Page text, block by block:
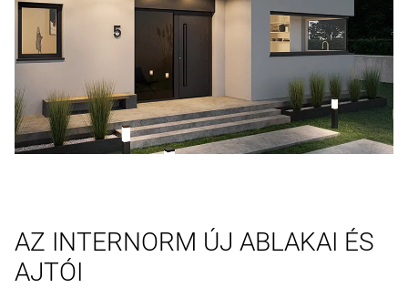
AZ INTERNORM ÚJ ABLAKAI ÉS
AJTÓI